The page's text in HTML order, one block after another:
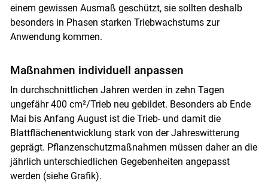
einem gewissen Ausmaß geschützt, sie sollten deshalb
besonders in Phasen starken Triebwachstums zur
Anwendung kommen.
Maßnahmen individuell anpassen
In durchschnittlichen Jahren werden in zehn Tagen
ungefähr 400 cm²/Trieb neu gebildet. Besonders ab Ende
Mai bis Anfang August ist die Trieb- und damit die
Blattflächenentwicklung stark von der Jahreswitterung
geprägt. Pflanzenschutzmaßnahmen müssen daher an die
jährlich unterschiedlichen Gegebenheiten angepasst
werden (siehe Grafik).